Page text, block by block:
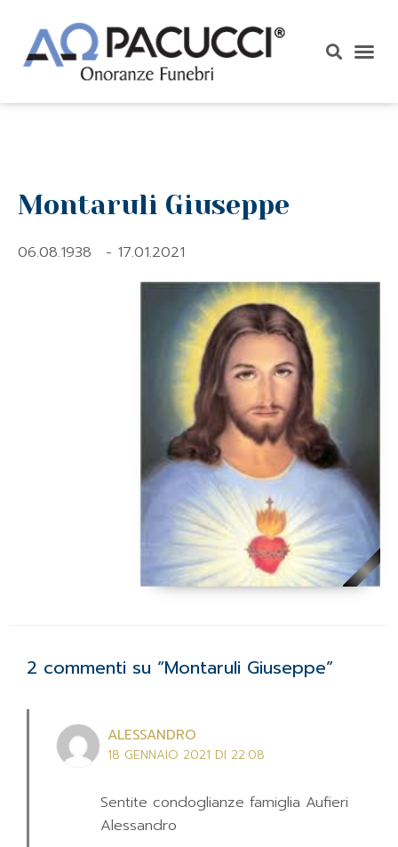
Montaruli Giuseppe
06.08.1938 - 17.01.2021
2 commenti su “Montaruli Giuseppe”
ALESSANDRO
18 GENNAIO 2021 DI 22:08
Sentite condoglianze famiglia Aufieri
Alessandro